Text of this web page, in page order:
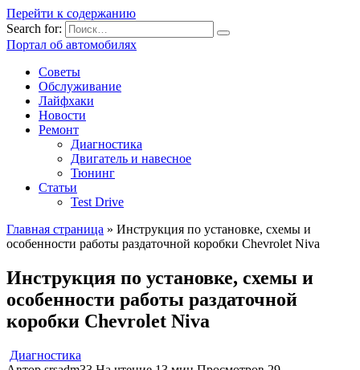
Перейти к содержанию
Search for:
Портал об автомобилях
Советы
Обслуживание
Лайфхаки
Новости
Ремонт
Диагностика
Двигатель и навесное
Тюнинг
Статьи
Test Drive
Главная страница » Инструкция по установке, схемы и
особенности работы раздаточной коробки Chevrolet Niva
Инструкция по установке, схемы и
особенности работы раздаточной
коробки Chevrolet Niva
Диагностика